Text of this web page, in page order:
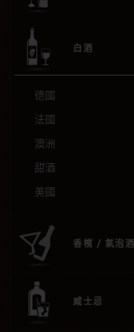
白酒
德國
法國
澳洲
甜酒
美國
香檳 / 氣泡酒
威士忌